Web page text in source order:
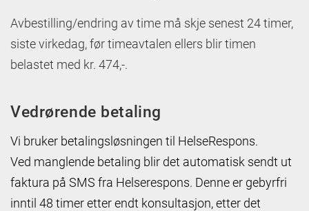
Avbestilling/endring av time må skje senest 24 timer,
siste virkedag, før timeavtalen ellers blir timen
belastet med kr. 474,-.
Vedrørende betaling
Vi bruker betalingsløsningen til HelseRespons.
Ved manglende betaling blir det automatisk sendt ut
faktura på SMS fra Helserespons. Denne er gebyrfri
inntil 48 timer etter endt konsultasjon, etter det